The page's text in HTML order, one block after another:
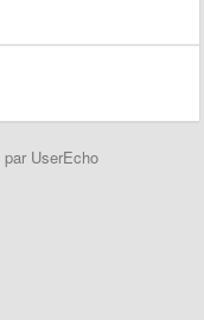
par UserEcho